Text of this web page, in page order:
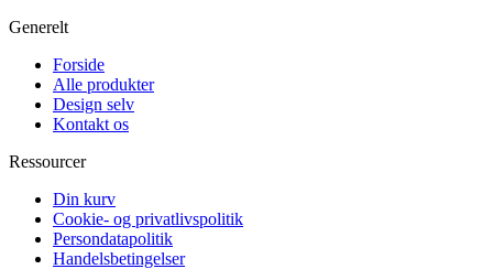
Generelt
Forside
Alle produkter
Design selv
Kontakt os
Ressourcer
Din kurv
Cookie- og privatlivspolitik
Persondatapolitik
Handelsbetingelser